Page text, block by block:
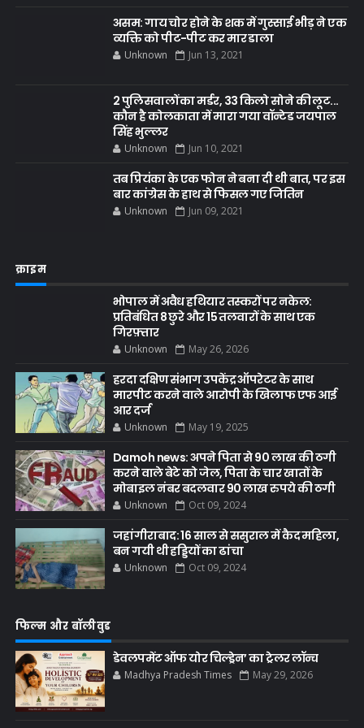
असम: गाय चोर होने के शक में गुस्साई भीड़ ने एक
व्यक्ति को पीट-पीट कर मार डाला
Unknown Jun 13, 2021
2 पुलिसवालों का मर्डर, 33 किलो सोने की लूट...
कौन है कोलकाता में मारा गया वॉन्टेड जयपाल
सिंह भुल्लर
Unknown Jun 10, 2021
तब प्रियंका के एक फोन ने बना दी थी बात, पर इस
बार कांग्रेस के हाथ से फिसल गए जितिन
Unknown Jun 09, 2021
क्राइम
भोपाल में अवैध हथियार तस्करों पर नकेल:
प्रतिबंधित 8 छुरे और 15 तलवारों के साथ एक
गिरफ़्तार
Unknown May 26, 2026
हरदा दक्षिण संभाग उपकेंद्र ऑपरेटर के साथ
मारपीट करने वाले आरोपी के खिलाफ एफ आई
आर दर्ज
Unknown May 19, 2025
Damoh news: अपने पिता से 90 लाख की ठगी
करने वाले बेटे को जेल, पिता के चार खातों के
मोबाइल नंबर बदलवार 90 लाख रुपये की ठगी
Unknown Oct 09, 2024
जहांगीराबाद: 16 साल से ससुराल में कैद महिला,
बन गयी थी हड्डियों का ढांचा
Unknown Oct 09, 2024
फिल्म और बॉलीवुड
डेवलपमेंट ऑफ योर चिल्ड्रेन’ का ट्रेलर लॉन्च
Madhya Pradesh Times May 29, 2026